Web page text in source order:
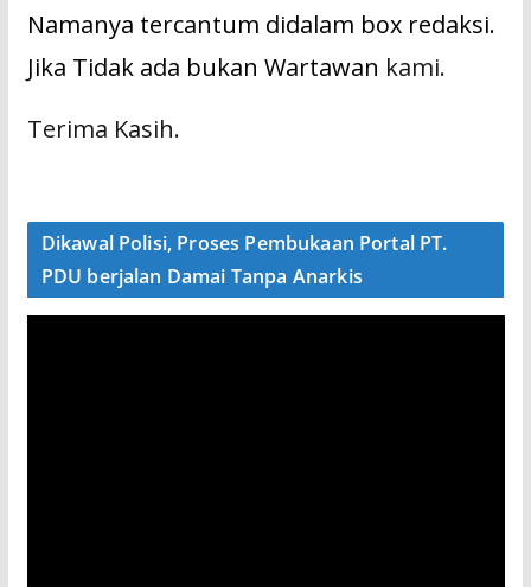
Namanya tercantum didalam box redaksi.
Jika Tidak ada bukan Wartawan kami.
Terima Kasih.
Dikawal Polisi, Proses Pembukaan Portal PT.
PDU berjalan Damai Tanpa Anarkis